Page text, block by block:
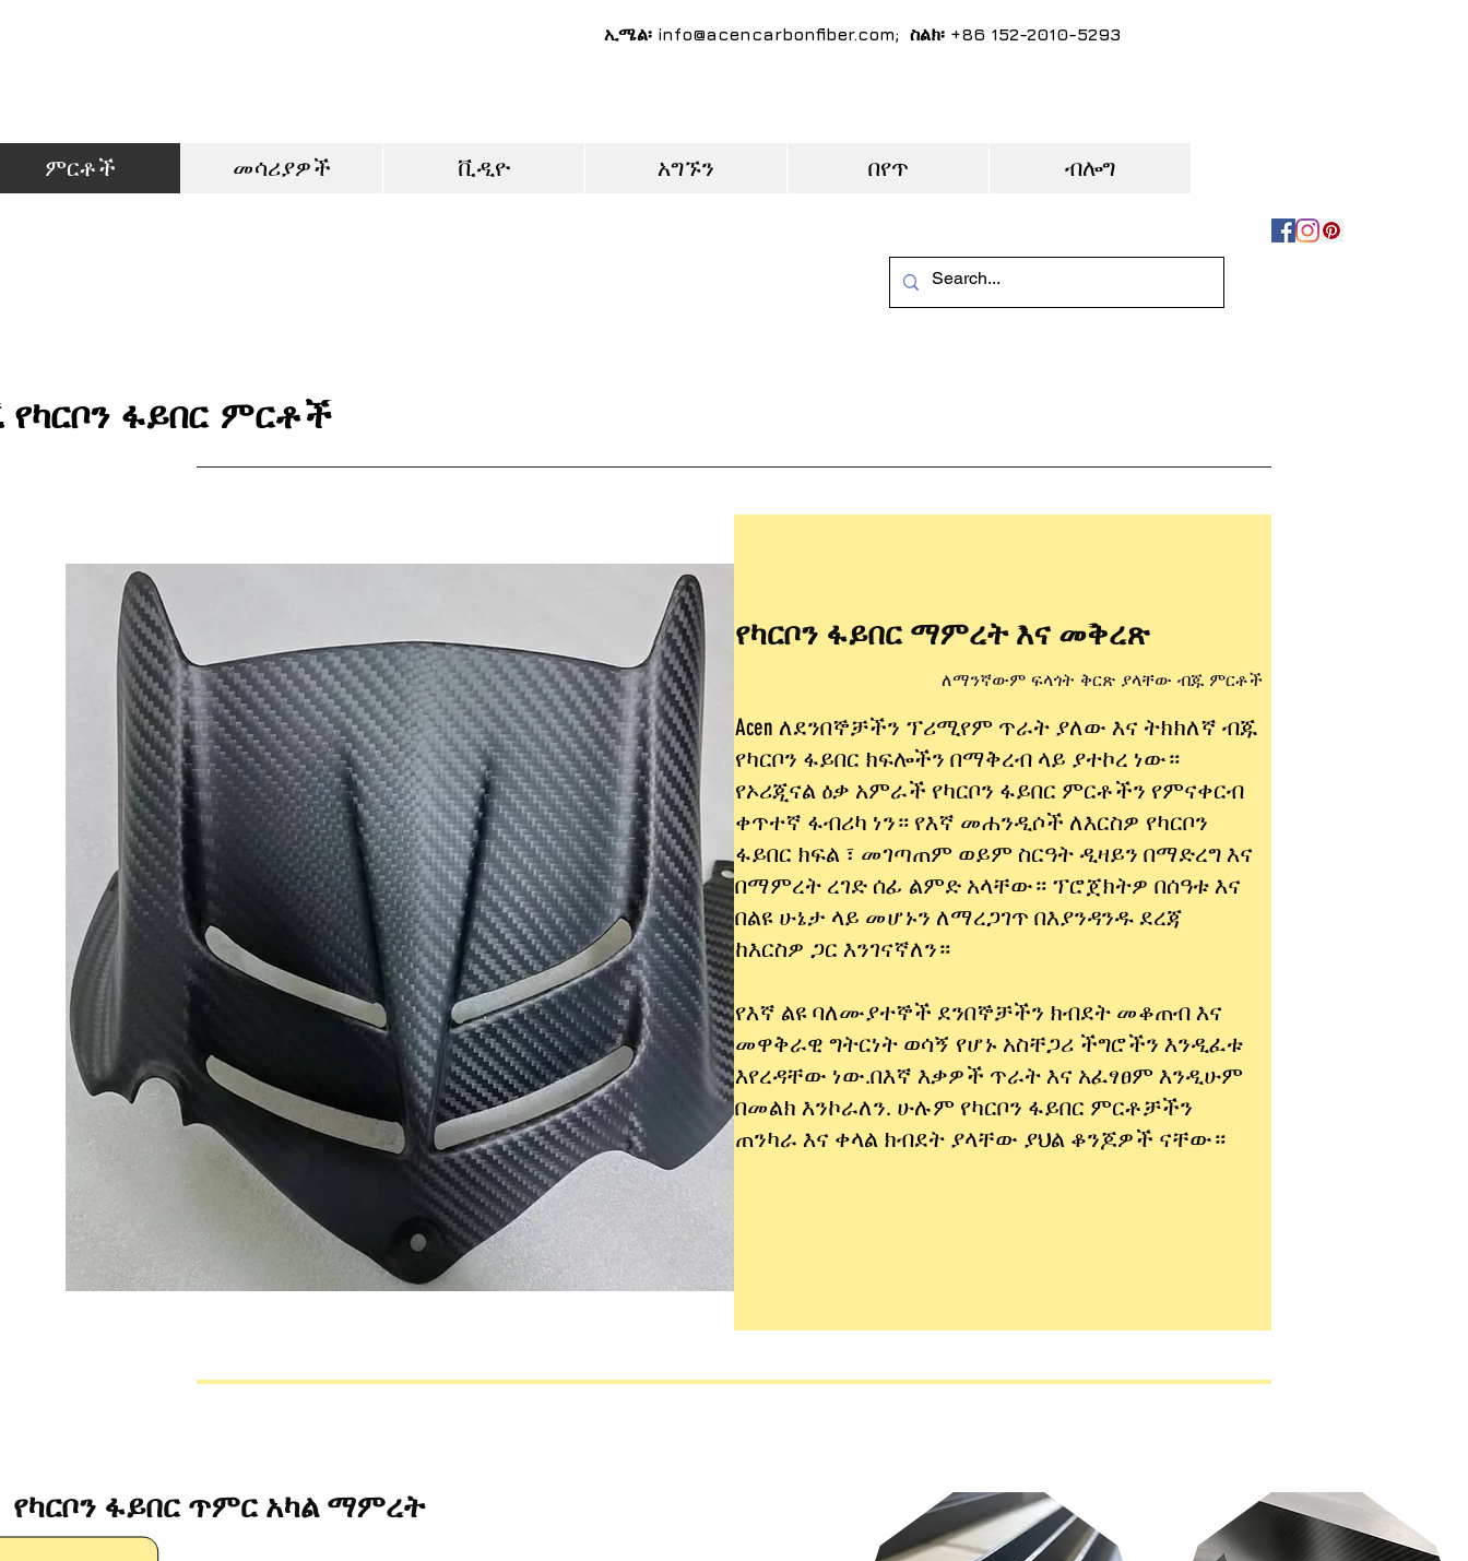
ኢሜል፡ info@acencarbonfiber.com; ስልክ፡ +86 152-2010-5293
ምርቶች መሳሪያዎች ቪዲዮ አግኙን በየጥ ብሎግ
ፋይበር ምርቶች
የካርቦን ፋይበር ማምረት እና መቅረጽ
ለማንኛውም ፍላጎት ቅርጽ ያላቸው ብጁ ምርቶች
Acen ለደንበኞቻችን ፕሪሚየም ጥራት ያለው እና ትክክለኛ ብጁ
የካርቦን ፋይበር ክፍሎችን በማቅረብ ላይ ያተኮረ ነው።
የኦሪጂናል ዕቃ አምራች የካርቦን ፋይበር ምርቶችን የምናቀርብ
ቀጥተኛ ፋብሪካ ነን። የእኛ መሐንዲሶች ለእርስዎ የካርቦን
ፋይበር ክፍል ፣ መገጣጠም ወይም ስርዓት ዲዛይን በማድረግ እና
በማምረት ረገድ ሰፊ ልምድ አላቸው። ፕሮጀክትዎ በሰዓቱ እና
በልዩ ሁኔታ ላይ መሆኑን ለማረጋገጥ በእያንዳንዱ ደረጃ
ከእርስዎ ጋር እንገናኛለን።
የእኛ ልዩ ባለሙያተኞች ደንበኞቻችን ክብደት መቆጠብ እና
መዋቅራዊ ግትርነት ወሳኝ የሆኑ አስቸጋሪ ችግሮችን እንዲፈቱ
እየረዳቸው ነው.በእኛ እቃዎች ጥራት እና አፈፃፀም እንዲሁም
በመልክ እንኮራለን. ሁሉም የካርቦን ፋይበር ምርቶቻችን
ጠንካራ እና ቀላል ክብደት ያላቸው ያህል ቆንጆዎች ናቸው።
የካርቦን ፋይበር ጥምር አካል ማምረት